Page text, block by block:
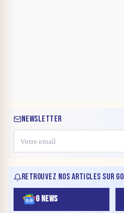
NEWSLETTER
RETROUVEZ NOS ARTICLES SUR
G NEWS